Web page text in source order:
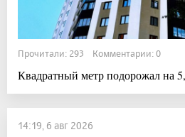
Прочитали: 293 Комментарии: 0
Квадратный метр подорожал на
14:19, 6 авг 2026